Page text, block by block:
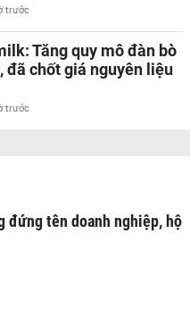
trước
Tăng quy mô đàn bò
đã chốt giá nguyên liệu
trước
đứng tên doanh nghiệp, hộ